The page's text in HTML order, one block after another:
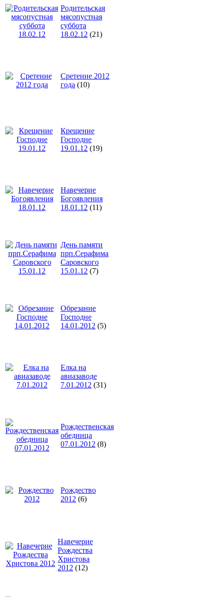
Родительская
мясопустная
суббота
18.02.12 (21)
Сретение 2012
года (10)
Крещение
Господне
19.01.12 (19)
Навечерие
Богоявления
18.01.12 (11)
День памяти
прп.Серафима
Саровского
15.01.12 (7)
Обрезание
Господне
14.01.2012 (5)
Елка на
авиазаводе
7.01.2012 (31)
Рождественская
обедница
07.01.2012 (8)
Рождество
2012 (6)
Навечерие
Рождества
Христова
2012 (12)